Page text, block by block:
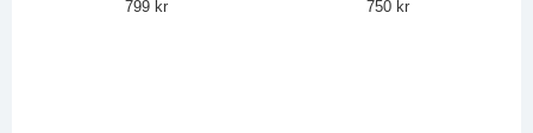
799 kr
750 kr